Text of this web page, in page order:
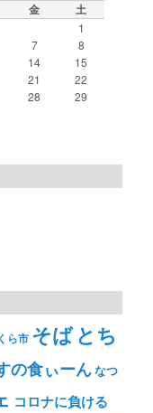
金 土
1
7
8
14
15
21
22
28
29
ら市 そばとち
の食ぃーんなつ
コロナに負ける